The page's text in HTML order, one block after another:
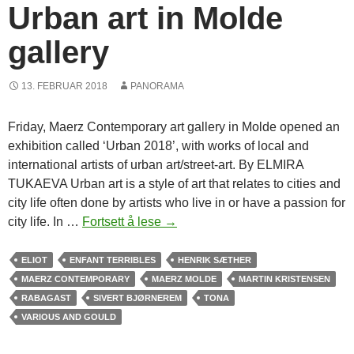
r
t
K
r
o
n
a
Urban art in Molde
gallery
13. FEBRUAR 2018 PANORAMA
Friday, Maerz Contemporary art gallery in Molde opened an
exhibition called ‘Urban 2018’, with works of local and
international artists of urban art/street-art. By ELMIRA
TUKAEVA Urban art is a style of art that relates to cities and
city life often done by artists who live in or have a passion for
city life. In … Fortsett å lese U
b
a
n
→
ELIOT ENFANT TERRIBLES
HENRIK SÆTHER
MAERZ CONTEMPORARY
MAERZ MOLDE
MARTIN KRISTENSEN
RABAGAST
SIVERT BJØRNEREM
TONA
VARIOUS AND GOULD